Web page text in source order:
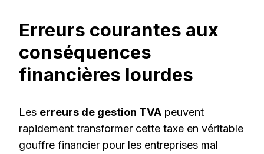
Erreurs courantes aux
conséquences
financières lourdes
Les erreurs de gestion TVA peuvent
rapidement transformer cette taxe en véritable
gouffre financier pour les entreprises mal